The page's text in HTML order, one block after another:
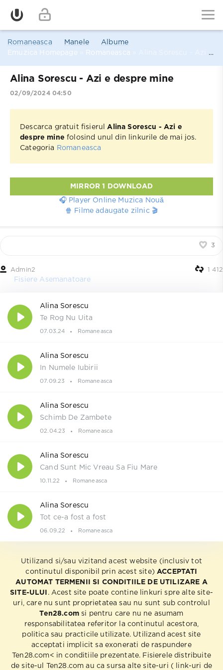
Romaneasca Manele
Albume
Emuzica Homepage
Romaneasca
Alina Sorescu - Azi e despre mine
02/09/2024 04:50
Descarca gratuit fisierul Alina Sorescu - Azi e
despre mine folosind unul din linkurile de mai jos.
Categoria
Romaneasca
MIRROR 1 DOWNLOAD
🎧 Player Online Muzica Nouă
🍿 Filme adaugate zilnic 🎬
3
Admin2 1 412
Fisiere Asemanatoare
Alina Sorescu
Te Rog Nu Uita
07.03.24 Romaneasca
Alina Sorescu
In Numele Iubirii
07.09.23 Romaneasca
Alina Sorescu
Schimb De Zambete
02.04.23 Romaneasca
Alina Sorescu
Cand Sunt Mic Vreau Sa Fiu Mare
10.11.22 Romaneasca
Alina Sorescu
Tot ce-a fost a fost
06.09.22 Romaneasca
Utilizand si/sau vizitand acest website (inclusiv tot
continutul disponibil prin acest site) ACCEPTATI
AUTOMAT TERMENII SI CONDITIILE DE UTILIZARE A
SITE-ULUI
. Acest site poate contine linkuri spre alte site-
uri, care nu sunt proprietatea sau nu sunt sub controlul
Ten28.comsi pentru care nu ne asumam
responsabilitatea referitor la continutul acestora,
politica sau practicile utilizate. Utilizand acest site
acceptati implicit sa exonerati de raspundere
Ten28.com< in conditiile prezentate. Fisierele distribuite
de site-ul Ten28.com au ca sursa alte site-uri ( link-uri de